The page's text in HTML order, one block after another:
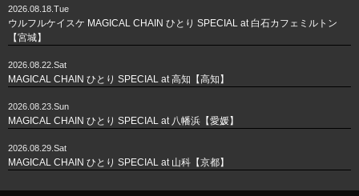
2026.08.18.Tue
ウルフルケイスケ MAGICAL CHAIN ひとり SPECIAL at 白石カフェミルトン
【宮城】
2026.08.22.Sat
MAGICAL CHAIN ひとり SPECIAL at 高知【高知】
2026.08.23.Sun
MAGICAL CHAIN ひとり SPECIAL at 八幡浜【愛媛】
2026.08.29.Sat
MAGICAL CHAIN ひとり SPECIAL at 山科【京都】